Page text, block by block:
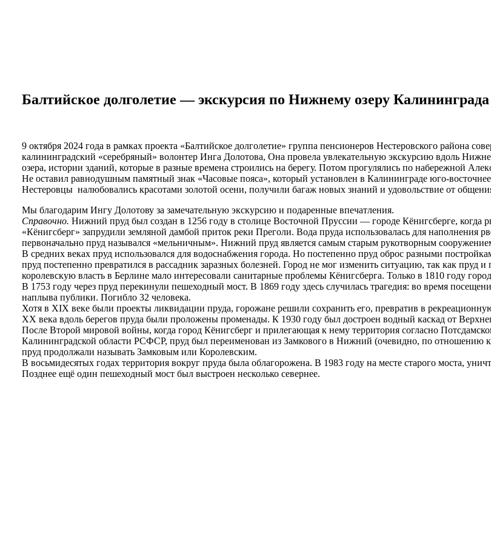
Балтийское долголетие — экскурсия по Нижнему озеру Калининграда
9 октября 2024 года в рамках проекта «Балтийское долголетие» группа пенсионеров Нестеровского района
калининградский «серебряный» волонтер Инга Долотова, Она провела увлекательную экскурсию вдоль
озера, истории зданий, которые в разные времена строились на берегу. Потом прогулялись по набережной
Не оставил равнодушным памятный знак «Часовые пояса», который установлен в Калининграде юго-
Нестеровцы налюбовались красотами золотой осени, получили багаж новых знаний и удовольствие от
Мы благодарим Ингу Долотову за замечательную экскурсию и подаренные впечатления.
Справочно. Нижний пруд был создан в 1256 году в столице Восточной Пруссии — городе Кёнигсберге, когда
«Кёнигсберг» запрудили земляной дамбой приток реки Преголи. Вода пруда использовалась для наполнения
первоначально пруд назывался «мельничным». Нижний пруд является самым старым рукотворным
В средних веках пруд использовался для водоснабжения города. Но постепенно пруд оброс разными
пруд постепенно превратился в рассадник заразных болезней. Город не мог изменить ситуацию, так как пруд
королевскую власть в Берлине мало интересовали санитарные проблемы Кёнигсберга. Только в 1810 году
В 1753 году через пруд перекинули пешеходный мост. В 1869 году здесь случилась трагедия: во время
наплыва публики. Погибло 32 человека.
Хотя в XIX веке были проекты ликвидации пруда, горожане решили сохранить его, превратив в
XX века вдоль берегов пруда были проложены променады. К 1930 году был достроен водный каскад от
После Второй мировой войны, когда город Кёнигсберг и прилегающая к нему территория согласно
Калининградской области РСФСР, пруд был переименован из Замкового в Нижний (очевидно, по отношению к
пруд продолжали называть Замковым или Королевским.
В восьмидесятых годах территория вокруг пруда была облагорожена. В 1983 году на месте старого моста,
Позднее ещё один пешеходный мост был выстроен несколько севернее.